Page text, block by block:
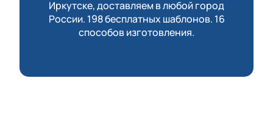
Иркутске, доставляем в любой город
России. 198 бесплатных шаблонов. 16
способов изготовления.